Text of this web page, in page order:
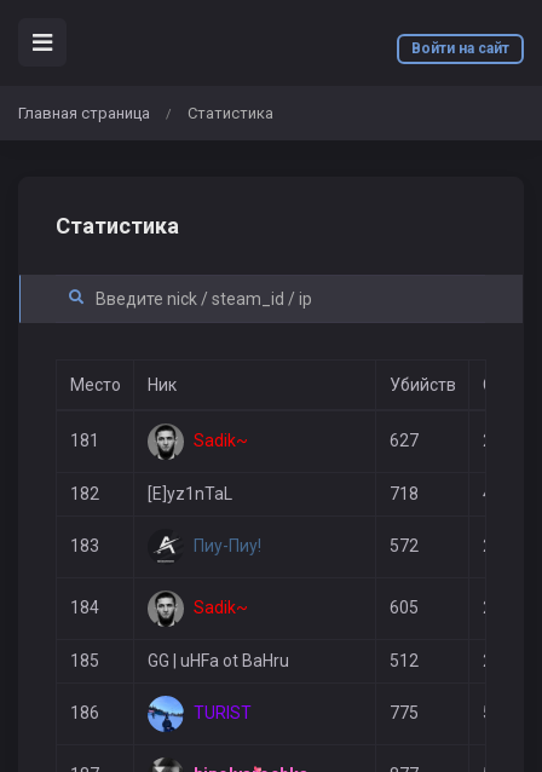
Войти на сайт
Главная страница / Статистика
Статистика
Место Ник Убийств
181 Sadik~ 627 213
182 [E]yz1nTaL 718 435
183 Пиу-Пиу! 572 243
184 Sadik~ 605 227
185 GG | uHFa ot BaHru 512 263
186 TURIST 775 511